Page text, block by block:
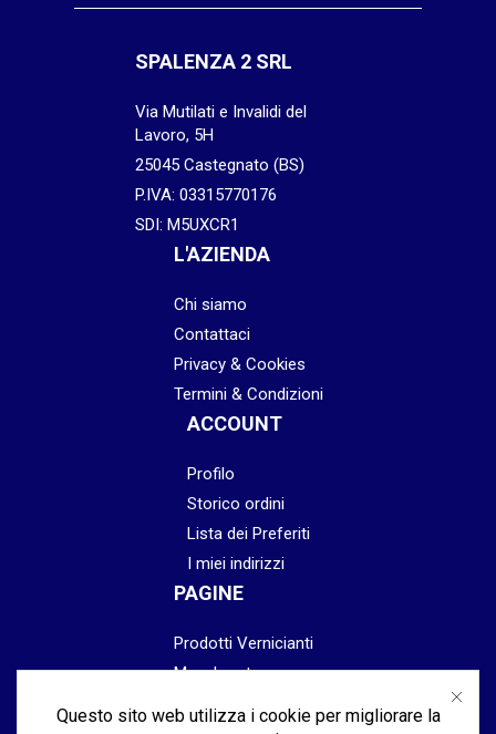
SPALENZA 2 SRL
Via Mutilati e Invalidi del
Lavoro, 5H
25045 Castegnato (BS)
P.IVA: 03315770176
SDI: M5UXCR1
L'AZIENDA
Chi siamo
Contattaci
Privacy & Cookies
Termini & Condizioni
ACCOUNT
Profilo
Storico ordini
Lista dei Preferiti
I miei indirizzi
PAGINE
Prodotti Vernicianti
Mascheratura
Questo sito web utilizza i cookie per migliorare la